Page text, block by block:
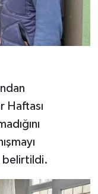
Haftası
belirtildi.